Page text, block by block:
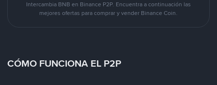
Intercambia BNB en Binance P2P. Encuentra a continuación las
mejores ofertas para comprar y vender Binance Coin.
CÓMO FUNCIONA EL P2P